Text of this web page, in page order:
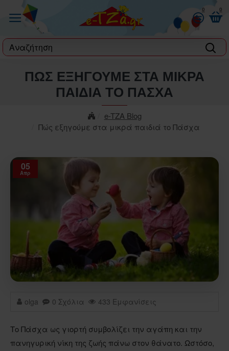
0 0
label
e-TZA Blog
Πώς εξηγούμε στα μικρά παιδιά το Πάσχα
ΠΏΣ ΕΞΗΓΟΎΜΕ ΣΤΑ ΜΙΚΡΆ
ΠΑΙΔΙΆ ΤΟ ΠΆΣΧΑ
05
Απρ
olga 0 Σχόλια 433 Εμφανίσεις
Το Πάσχα ως γιορτή συμβολίζει την αγάπη και την
πανηγυρική νίκη της ζωής πάνω στον θάνατο. Ωστόσο,